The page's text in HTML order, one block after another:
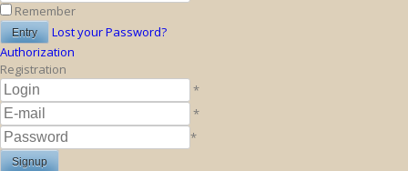
Remember
Lost your Password?
Authorization
Registration
*
*
*